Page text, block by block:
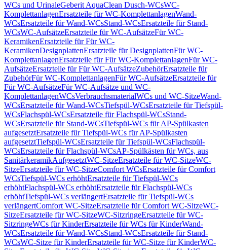
WCs und UrinaleGeberit AquaClean Dusch-WCsWC-
KomplettanlagenErsatzteile für WC-KomplettanlagenWand-
WCsErsatzteile für Wand-WCsStand-WCsErsatzteile für Stand-
WCsWC-AufsätzeErsatzteile für WC-AufsätzeFür WC-
KeramikenErsatzteile für Für WC-
KeramikenDesignplattenErsatzteile für DesignplattenFür WC-
KomplettanlagenErsatzteile für Für WC-KomplettanlagenFür WC-
AufsätzeErsatzteile für Für WC-AufsätzeZubehörErsatzteile für
ZubehörFür WC-KomplettanlagenFür WC-AufsätzeErsatzteile für
Für WC-AufsätzeFür WC-Aufsätze und WC-
KomplettanlagenWCsVerbrauchsmaterialWCs und WC-SitzeWand-
WCsErsatzteile für Wand-WCsTiefspül-WCsErsatzteile für Tiefspül-
WCsFlachspül-WCsErsatzteile für Flachspül-WCsStand-
WCsErsatzteile für Stand-WCsTiefspül-WCs für AP-Spülkasten
aufgesetztErsatzteile für Tiefspül-WCs für AP-Spülkasten
aufgesetztTiefspül-WCsErsatzteile für Tiefspül-WCsFlachspül-
WCsErsatzteile für Flachspül-WCsAP-Spülkästen für WCs, aus
SanitärkeramikAufgesetztWC-SitzeErsatzteile für WC-SitzeWC-
SitzeErsatzteile für WC-SitzeComfort WCsErsatzteile für Comfort
WCsTiefspül-WCs erhöhtErsatzteile für Tiefspül-WCs
erhöhtFlachspül-WCs erhöhtErsatzteile für Flachspül-WCs
erhöhtTiefspül-WCs verlängertErsatzteile für Tiefspül-WCs
verlängertComfort WC-SitzeErsatzteile für Comfort WC-SitzeWC-
SitzeErsatzteile für WC-SitzeWC-SitzringeErsatzteile für WC-
SitzringeWCs für KinderErsatzteile für WCs für KinderWand-
WCsErsatzteile für Wand-WCsStand-WCsErsatzteile für Stand-
WCsWC-Sitze für KinderErsatzteile für WC-Sitze für KinderWC-